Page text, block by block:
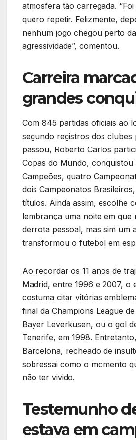
atmosfera tão carregada.
quero repetir. Felizmente,
nenhum jogo chegou perto
agressividade”, comentou.
Carreira
grandes
Com 845 partidas oficiais ao
segundo registros dos clubes
passou, Roberto Carlos
Copas do Mundo, conquistou
Campeões, quatro
dois Campeonatos
títulos. Ainda assim, escolhe
lembrança uma noite em que
derrota pessoal, mas sim um
transformou o futebol em
Ao recordar os 11 anos de
Madrid, entre 1996 e 2007, o
costuma citar vitórias
final da Champions League
Bayer Leverkusen, ou o gol
Tenerife, em 1998.
Barcelona, recheado de
sobressai como o momento
não ter vivido.
Testemunho
estava em